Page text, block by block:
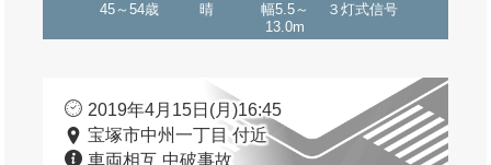
45～54歳 晴
幅5.5～
13.0m
３灯式信号
2019年4月15日(月)16:45
宝塚市中州一丁目 付近
車両相互 中破事故